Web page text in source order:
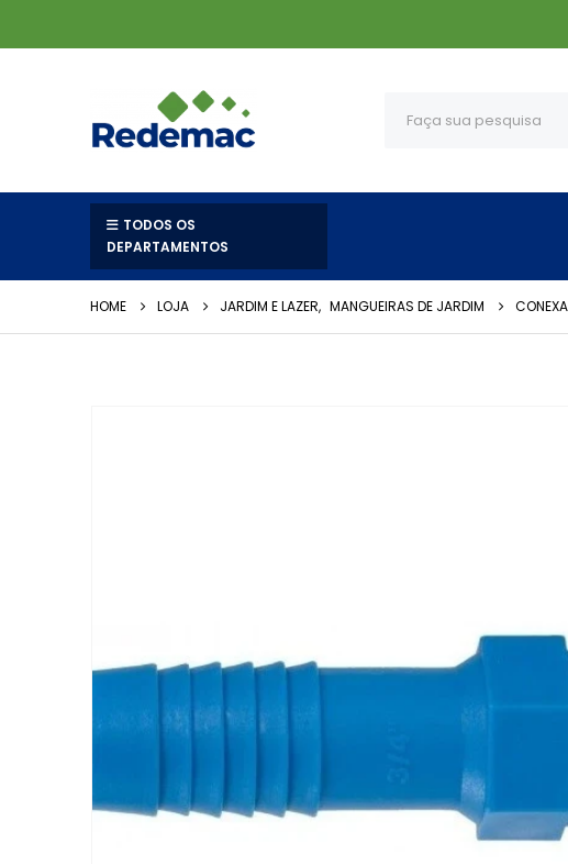
TODOS OS
DEPARTAMENTOS
HOME LOJA JARDIM E LAZER, MANGUEIRAS DE JARDIM